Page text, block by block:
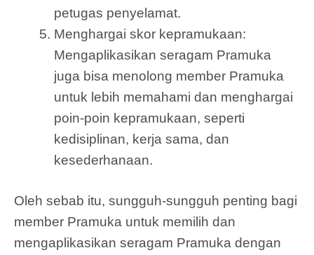
petugas penyelamat.
Menghargai skor kepramukaan:
Mengaplikasikan seragam Pramuka
juga bisa menolong member Pramuka
untuk lebih memahami dan menghargai
poin-poin kepramukaan, seperti
kedisiplinan, kerja sama, dan
kesederhanaan.
Oleh sebab itu, sungguh-sungguh penting bagi
member Pramuka untuk memilih dan
mengaplikasikan seragam Pramuka dengan